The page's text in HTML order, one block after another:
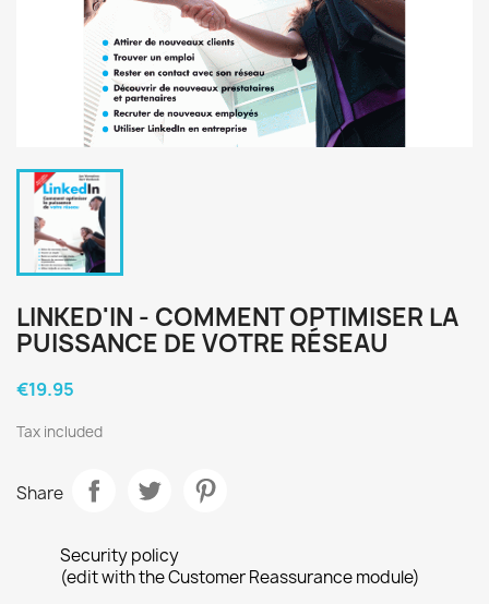
LINKED'IN - COMMENT OPTIMISER LA
PUISSANCE DE VOTRE RÉSEAU
€19.95
Tax included
Share
Security policy
(edit with the Customer Reassurance module)